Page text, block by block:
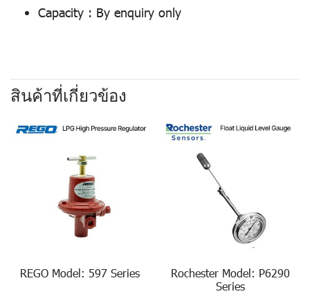
Capacity : By enquiry only
สินค้าที่เกี่ยวข้อง
REGO Model: 597 Series
Rochester Model: P6290
Series